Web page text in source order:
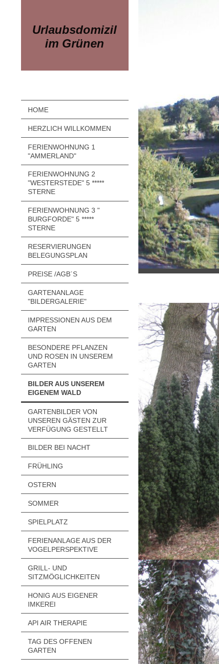
Urlaubsdomizil
im Grünen
HOME
HERZLICH WILLKOMMEN
FERIENWOHNUNG 1
"AMMERLAND"
FERIENWOHNUNG 2
"WESTERSTEDE" 5 *****
STERNE
FERIENWOHNUNG 3 "
BURGFORDE" 5 *****
STERNE
RESERVIERUNGEN
BELEGUNGSPLAN
PREISE /AGB´S
GARTENANLAGE
"BILDERGALERIE"
IMPRESSIONEN AUS DEM
GARTEN
BESONDERE PFLANZEN
UND ROSEN IN UNSEREM
GARTEN
BILDER AUS UNSEREM
EIGENEM WALD
GARTENBILDER VON
UNSEREN GÄSTEN ZUR
VERFÜGUNG GESTELLT
BILDER BEI NACHT
FRÜHLING
OSTERN
SOMMER
SPIELPLATZ
FERIENANLAGE AUS DER
VOGELPERSPEKTIVE
GRILL- UND
SITZMÖGLICHKEITEN
HONIG AUS EIGENER
IMKEREI
API AIR THERAPIE
TAG DES OFFENEN
GARTEN